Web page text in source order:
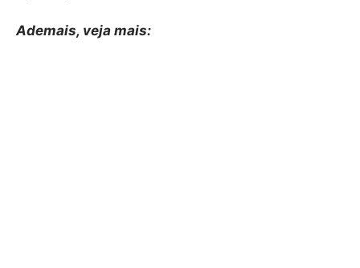
Ademais, veja mais: